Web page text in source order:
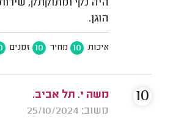
היה נקי ומתוקתק,
הוגן.
איכות 10 מחיר 10 זמנים
משה י. תל אביב.
משוב: 25/10/2024
10